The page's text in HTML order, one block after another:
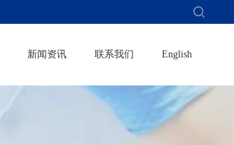
新闻资讯 联系我们 English